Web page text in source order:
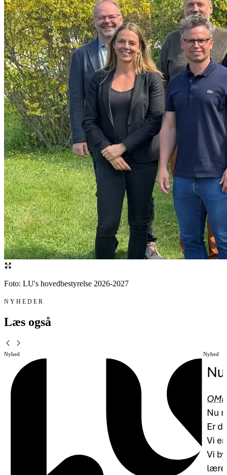
Foto: LU's hovedbestyrelse 2026-2027
NYHEDER
Læs også
Nyhed Nyhed